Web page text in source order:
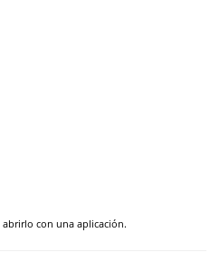
abrirlo con una aplicación.